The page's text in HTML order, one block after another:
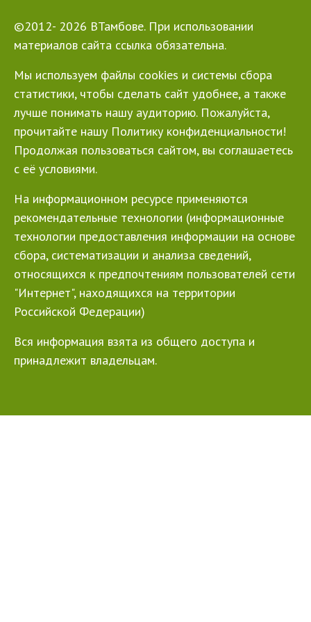
©2012- 2026 ВТамбове. При использовании
материалов сайта ссылка обязательна.
Мы используем файлы cookies и системы сбора
статистики, чтобы сделать сайт удобнее, а также
лучше понимать нашу аудиторию. Пожалуйста,
прочитайте нашу Политику конфиденциальности!
Продолжая пользоваться сайтом, вы соглашаетесь
с её условиями.
На информационном ресурсе применяются
рекомендательные технологии (информационные
технологии предоставления информации на основе
сбора, систематизации и анализа сведений,
относящихся к предпочтениям пользователей сети
"Интернет", находящихся на территории
Российской Федерации)
Вся информация взята из общего доступа и
принадлежит владельцам.